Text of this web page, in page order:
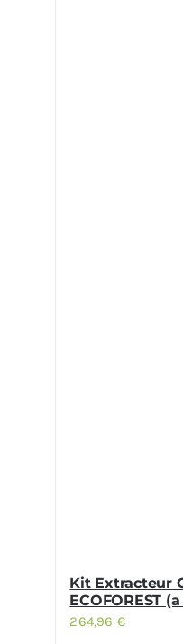
Kit Extracteur
ECOFOREST
264,96 €